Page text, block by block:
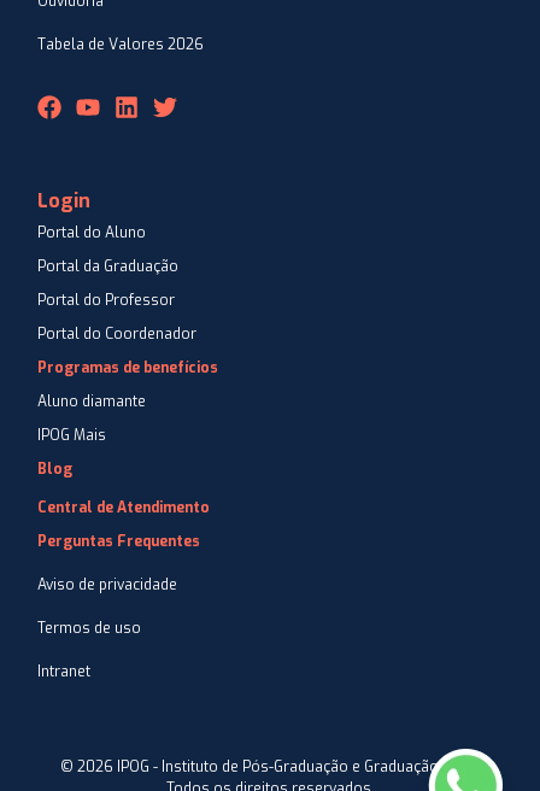
Tabela de Valores 2026
Login
Portal do Aluno
Portal da Graduação
Portal do Professor
Portal do Coordenador
Programas de benefícios
Aluno diamante
IPOG Mais
Blog
Central de Atendimento
Perguntas Frequentes
Aviso de privacidade
Termos de uso
Intranet
© 2026 IPOG - Instituto de Pós-Graduação e Graduação LTDA.